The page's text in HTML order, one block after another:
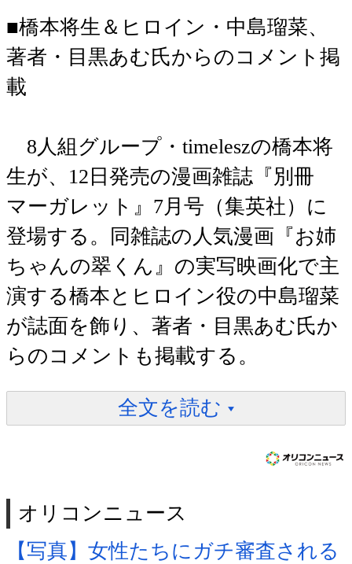
■橋本将生＆ヒロイン・中島瑠菜、
著者・目黒あむ氏からのコメント掲
載
8人組グループ・timeleszの橋本将
生が、12日発売の漫画雑誌『別冊
マーガレット』7月号（集英社）に
登場する。同雑誌の人気漫画『お姉
ちゃんの翠くん』の実写映画化で主
演する橋本とヒロイン役の中島瑠菜
が誌面を飾り、著者・目黒あむ氏か
らのコメントも掲載する。
全文を読む
オリコンニュース
【写真】女性たちにガチ審査される